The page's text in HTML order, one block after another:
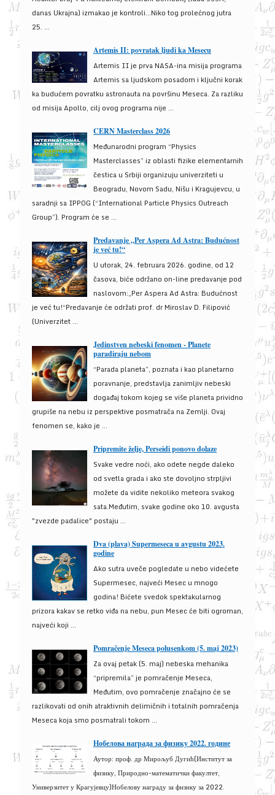
danas Ukrajna) izmakao je kontroli...Niko tog prolećnog jutra
25. ...
Artemis II: povratak ljudi ka Mesecu
Artemis II je prva NASA-ina misija programa
Artemis sa ljudskom posadom i ključni korak
ka budućem povratku astronauta na površinu Meseca. Za razliku
od misija Apollo, cilj ovog programa nije ...
CERN Masterclass 2026
Međunarodni program “Physics
Masterclasses” iz oblasti fizike elementarnih
čestica u Srbiji organizuju univerziteti u
Beogradu, Novom Sadu, Nišu i Kragujevcu, u
saradnji sa IPPOG (“International Particle Physics Outreach
Group”). Program će se ...
Predavanje „Per Aspera Ad Astra: Budućnost
je već tu!“
U utorak, 24. februara 2026. godine, od 12
časova, biće održano on-line predavanje pod
naslovom:„Per Aspera Ad Astra: Budućnost
je već tu!“Predavanje će održati prof. dr Miroslav D. Filipović
(Univerzitet ...
Jedinstven nebeski fenomen - Planete
paradiraju nebom
“Parada planeta”, poznata i kao planetarno
poravnanje, predstavlja zanimljiv nebeski
događaj tokom kojeg se više planeta prividno
grupiše na nebu iz perspektive posmatrača na Zemlji. Ovaj
fenomen se, kako je ...
Pripremite želje, Perseidi ponovo dolaze
Svake vedre noći, ako odete negde daleko
od svetla grada i ako ste dovoljno strpljivi
možete da vidite nekoliko meteora svakog
sata.Međutim, svake godine oko 10. avgusta
"zvezde padalice" postaju ...
Dva (plava) Supermeseca u avgustu 2023.
godine
Ako sutra uveče pogledate u nebo videćete
Supermesec, najveći Mesec u mnogo
godina! Bićete svedok spektakularnog
prizora kakav se retko viđa na nebu, pun Mesec će biti ogroman,
najveći koji ...
Pomračenje Meseca polusenkom (5. maj 2023)
Za ovaj petak (5. maj) nebeska mehanika
“pripremila” je pomračenje Meseca,
Međutim, ovo pomračenje značajno će se
razlikovati od onih atraktivnih delimičnih i totalnih pomračenja
Meseca koja smo posmatrali tokom ...
Нобелова награда за физику 2022. године
Аутор: проф. др Мирољуб Дугић(Институт за
физику, Природно-математички факултет,
Универзитет у Крагујевцу)Нобелову награду за физику за 2022.